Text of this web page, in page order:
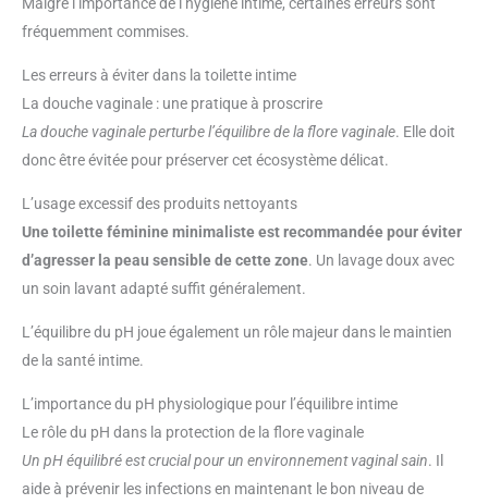
fréquemment commises.
Les erreurs à éviter dans la toilette intime
La douche vaginale : une pratique à proscrire
La douche vaginale perturbe l’équilibre de la flore vaginale. Elle doit
donc être évitée pour préserver cet écosystème délicat.
L’usage excessif des produits nettoyants
Une toilette féminine minimaliste est recommandée pour éviter
d’agresser la peau sensible de cette zone. Un lavage doux avec
un soin lavant adapté suffit généralement.
L’équilibre du pH joue également un rôle majeur dans le maintien
de la santé intime.
L’importance du pH physiologique pour l’équilibre intime
Le rôle du pH dans la protection de la flore vaginale
Un pH équilibré est crucial pour un environnement vaginal sain. Il
aide à prévenir les infections en maintenant le bon niveau de